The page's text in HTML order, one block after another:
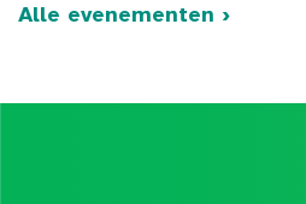
Alle evenementen ›